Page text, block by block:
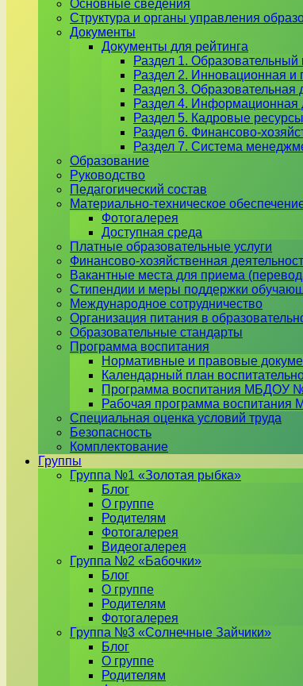
Основные сведения
Структура и органы управления
Документы
Документы для рейтинга
Раздел 1. Образовательный
Раздел 2. Инновационная и
Раздел 3. Образовательная
Раздел 4. Информационная
Раздел 5. Кадровые ресурсы
Раздел 6. Финансово-
Раздел 7. Система
Образование
Руководство
Педагогический состав
Материально-техническое
Фотогалерея
Доступная среда
Платные образовательные услуги
Финансово-хозяйственная
Вакантные места для приема
Стипендии и меры поддержки
Международное сотрудничество
Организация питания в
Образовательные стандарты
Программа воспитания
Нормативные и правовые
Календарный план
Программа воспитания МБДОУ
Рабочая программа
Специальная оценка условий труда
Безопасность
Комплектование
Группы
Группа №1 «Золотая рыбка»
Блог
О группе
Родителям
Фотогалерея
Видеогалерея
Группа №2 «Бабочки»
Блог
О группе
Родителям
Фотогалерея
Группа №3 «Солнечные Зайчики»
Блог
О группе
Родителям